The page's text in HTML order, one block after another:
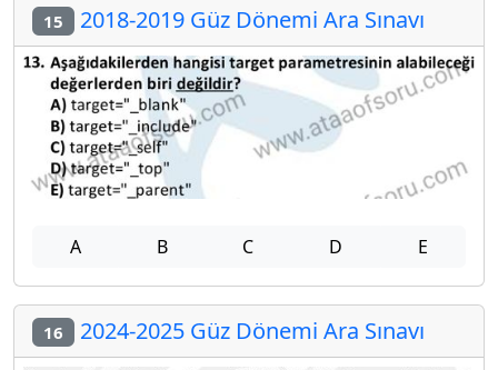
15 2018-2019 Güz Dönemi Ara Sınavı
A B C D E
16 2024-2025 Güz Dönemi Ara Sınavı